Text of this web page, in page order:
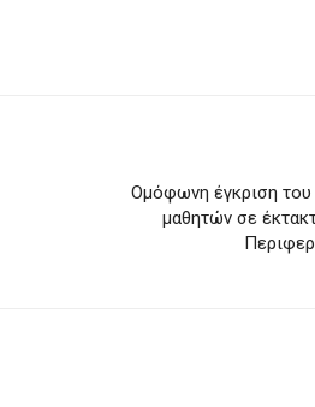
Ομόφωνη έγκριση
μαθητών σε